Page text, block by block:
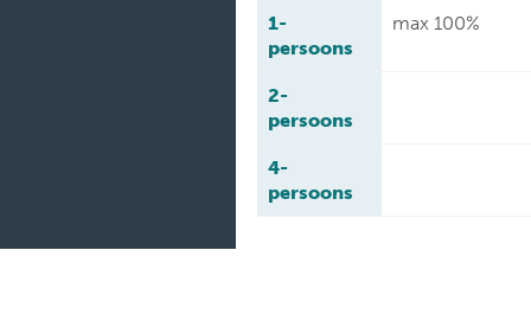
1-
persoons
max 100%
2-
persoons
4-
persoons